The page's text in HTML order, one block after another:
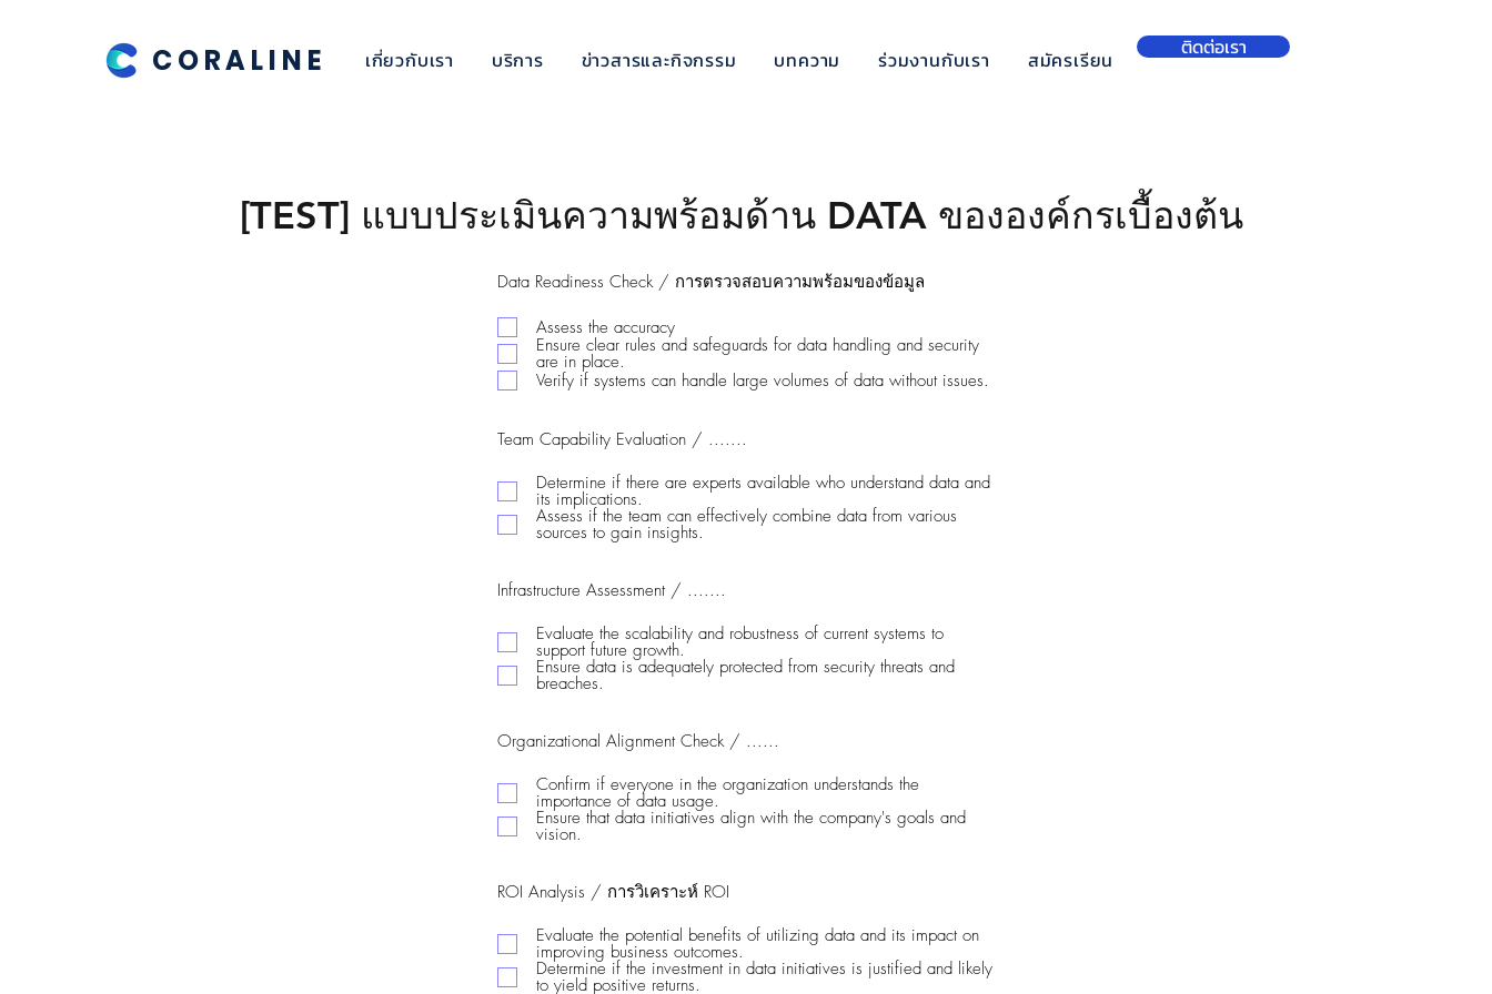
CORALINE เกี่ยวกับเรา บริการ ข่าวสารและกิจกรรม บทความ ร่วมงานกับเรา สมัครเรียน ติดต่อเรา
[TEST] แบบประเมินความพร้อมด้าน DATA ขององค์กรเบื้องต้น
Data Readiness Check / การตรวจสอบความพร้อมของข้อมูล
Assess the accuracy
Ensure clear rules and safeguards for data handling and security
are in place.
Verify if systems can handle large volumes of data without issues.
Team Capability Evaluation / .......
Determine if there are experts available who understand data and
its implications.
Assess if the team can effectively combine data from various
sources to gain insights.
Infrastructure Assessment / .......
Evaluate the scalability and robustness of current systems to
support future growth.
Ensure data is adequately protected from security threats and
breaches.
Organizational Alignment Check / ......
Confirm if everyone in the organization understands the
importance of data usage.
Ensure that data initiatives align with the company's goals and
vision.
ROI Analysis / การวิเคราะห์ ROI
Evaluate the potential benefits of utilizing data and its impact on
improving business outcomes.
Determine if the investment in data initiatives is justified and likely
to yield positive returns.